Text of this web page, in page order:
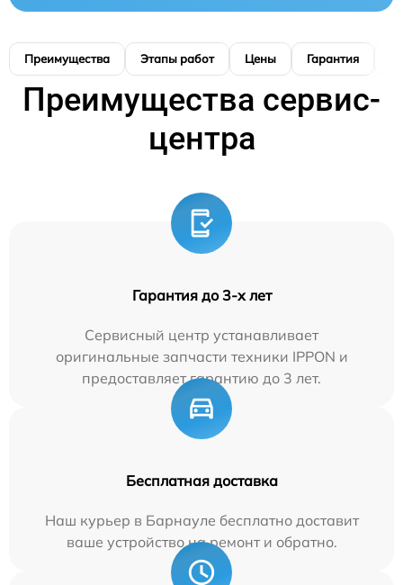
Преимущества Этапы работ Цены Гарантия
Преимущества сервис-
центра
Гарантия до 3-х лет
Сервисный центр устанавливает
оригинальные запчасти техники IPPON и
предоставляет гарантию до 3 лет.
Бесплатная доставка
Наш курьер в Барнауле бесплатно доставит
ваше устройство на ремонт и обратно.